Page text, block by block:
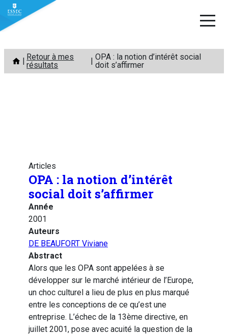
Aller
contenu
Retour à mes
résultats
OPA : la notion d’intérêt social
doit s’affirmer
Articles
OPA : la notion d’intérêt
social doit s’affirmer
Année
2001
Auteurs
DE BEAUFORT Viviane
Abstract
Alors que les OPA sont appelées à se
développer sur le marché intérieur de l’Europe,
un choc culturel a lieu de plus en plus marqué
entre les conceptions de ce qu’est une
entreprise. L’échec de la 13ème directive, en
juillet 2001, pose avec acuité la question de la